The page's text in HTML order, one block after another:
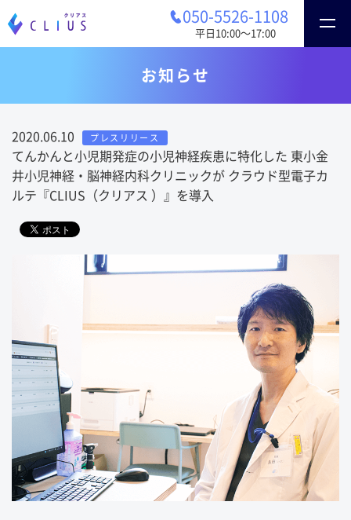
050-5526-1108
平日10:00〜17:00
お知らせ
2020.06.10 プレスリリース
てんかんと小児期発症の小児神経疾患に特化した 東小金
井小児神経・脳神経内科クリニックが クラウド型電子カ
ルテ『CLIUS（クリアス ）』を導入